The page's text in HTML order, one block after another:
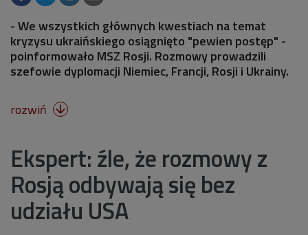
- We wszystkich głównych kwestiach na temat
kryzysu ukraińskiego osiągnięto "pewien postęp" -
poinformowało MSZ Rosji. Rozmowy prowadzili
szefowie dyplomacji Niemiec, Francji, Rosji i Ukrainy.
rozwiń 
Ekspert: źle, że rozmowy z
Rosją odbywają się bez
udziału USA